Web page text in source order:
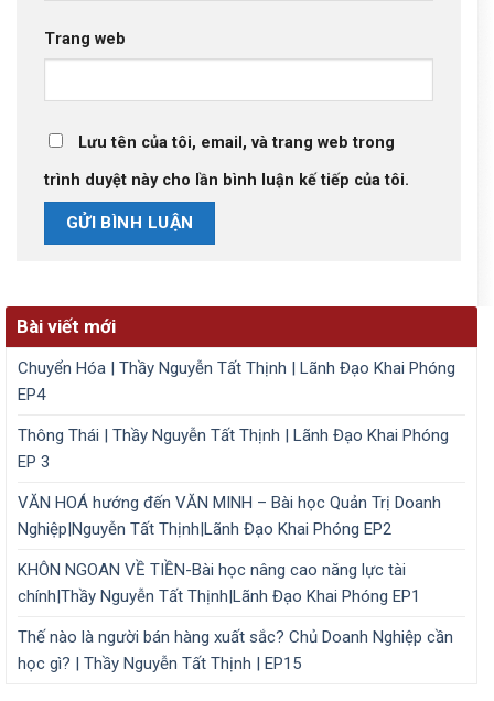
Trang web
Lưu tên của tôi, email, và trang web trong
trình duyệt này cho lần bình luận kế tiếp của tôi.
Bài viết mới
Chuyển Hóa | Thầy Nguyễn Tất Thịnh | Lãnh Đạo Khai Phóng
EP4
Thông Thái | Thầy Nguyễn Tất Thịnh | Lãnh Đạo Khai Phóng
EP 3
VĂN HOÁ hướng đến VĂN MINH – Bài học Quản Trị Doanh
Nghiệp|Nguyễn Tất Thịnh|Lãnh Đạo Khai Phóng EP2
KHÔN NGOAN VỀ TIỀN-Bài học nâng cao năng lực tài
chính|Thầy Nguyễn Tất Thịnh|Lãnh Đạo Khai Phóng EP1
Thế nào là người bán hàng xuất sắc? Chủ Doanh Nghiệp cần
học gì? | Thầy Nguyễn Tất Thịnh | EP15